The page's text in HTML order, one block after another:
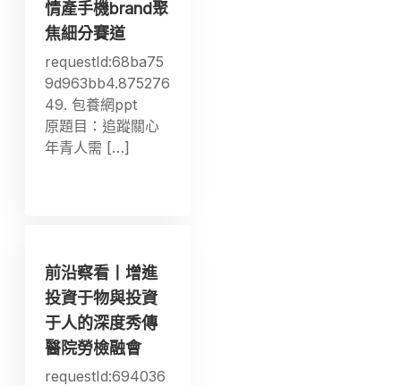
情產手機brand聚
焦細分賽道
requestId:68ba75
9d963bb4.875276
49. 包養網ppt
原題目：追蹤關心
年青人需 […]
前沿察看丨增進
投資于物與投資
于人的深度秀傳
醫院勞檢融會
requestId:694036